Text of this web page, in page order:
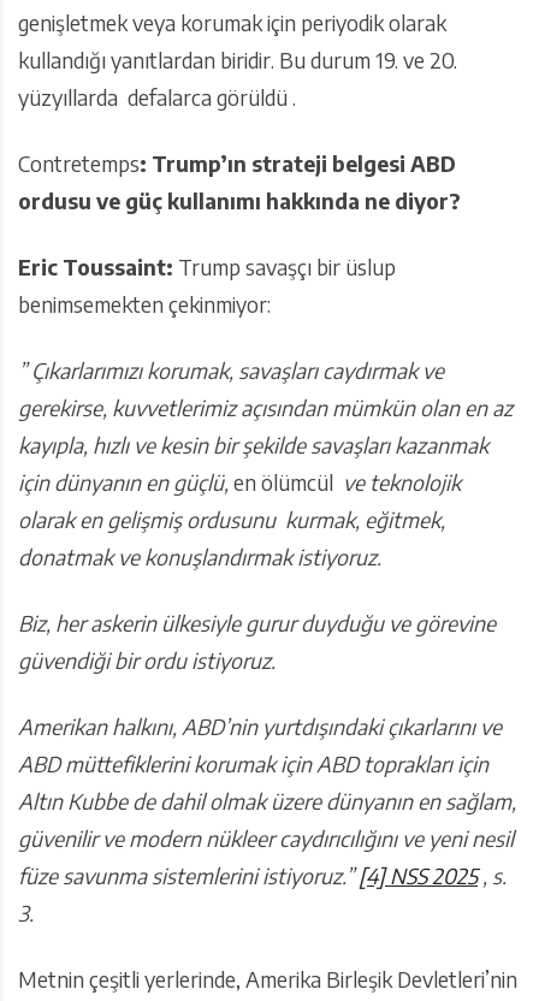
genişletmek veya korumak için periyodik olarak
kullandığı yanıtlardan biridir. Bu durum 19. ve 20.
yüzyıllarda defalarca görüldü .
Contretemps: Trump’ın strateji belgesi ABD
ordusu ve güç kullanımı hakkında ne diyor?
Eric Toussaint: Trump savaşçı bir üslup
benimsemekten çekinmiyor:
” Çıkarlarımızı korumak, savaşları caydırmak ve
gerekirse, kuvvetlerimiz açısından mümkün olan en az
kayıpla, hızlı ve kesin bir şekilde savaşları kazanmak
için dünyanın en güçlü, en ölümcül ve teknolojik
olarak en gelişmiş ordusunu kurmak, eğitmek,
donatmak ve konuşlandırmak istiyoruz.
Biz, her askerin ülkesiyle gurur duyduğu ve görevine
güvendiği bir ordu istiyoruz.
Amerikan halkını, ABD’nin yurtdışındaki çıkarlarını ve
ABD müttefiklerini korumak için ABD toprakları için
Altın Kubbe de dahil olmak üzere dünyanın en sağlam,
güvenilir ve modern nükleer caydırıcılığını ve yeni nesil
füze savunma sistemlerini istiyoruz.”[4]NSS 2025, s.
3.
Metnin çeşitli yerlerinde, Amerika Birleşik Devletleri’nin